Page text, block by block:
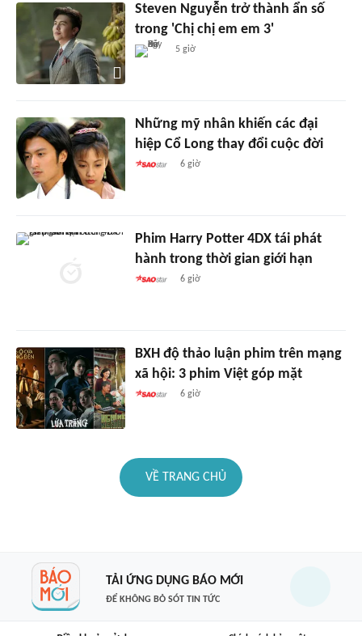
Steven Nguyễn trở thành ẩn số
trong 'Chị chị em em 3'
5 giờ
Những mỹ nhân khiến các đại
hiệp Cổ Long thay đổi cuộc đời
6 giờ
Phim Harry Potter 4DX tái phát
hành trong thời gian giới hạn
6 giờ
BXH độ thảo luận phim trên mạng
xã hội: 3 phim Việt góp mặt
6 giờ
VỀ TRANG CHỦ
TẢI ỨNG DỤNG BÁO MỚI
ĐỂ KHÔNG BỎ SÓT TIN TỨC